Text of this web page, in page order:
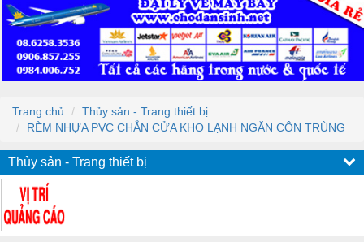
Trang chủ
Thủy sản - Trang thiết bị
RÈM NHỰA PVC CHẮN CỬA KHO LẠNH NGĂN CÔN TRÙNG
Thủy sản - Trang thiết bị